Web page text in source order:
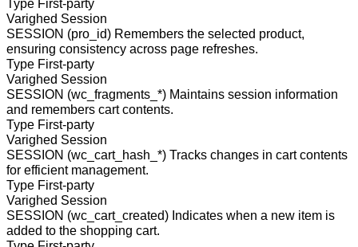
Type First-party
Varighed Session
SESSION (pro_id) Remembers the selected product,
ensuring consistency across page refreshes.
Type First-party
Varighed Session
SESSION (wc_fragments_*) Maintains session information
and remembers cart contents.
Type First-party
Varighed Session
SESSION (wc_cart_hash_*) Tracks changes in cart contents
for efficient management.
Type First-party
Varighed Session
SESSION (wc_cart_created) Indicates when a new item is
added to the shopping cart.